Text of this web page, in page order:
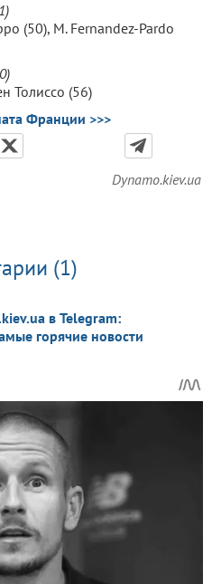
(50), M. Fernandez-Pardo
Толиссо (56)
Франции >>>
Dynamo.kiev.ua
(1)
в Telegram:
горячие новости